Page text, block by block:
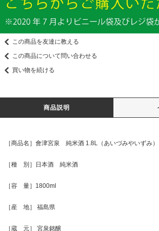
この商品を友達に教える
この商品について問い合わせる
買い物を続ける
商品説明
［商品名］會津宮泉 純米酒 1.8L（あいづみやいずみ）
［種 別］日本酒 純米酒
［容 量］1800ml
［産 地］ 福島県
［蔵 元］ 宮泉銘醸